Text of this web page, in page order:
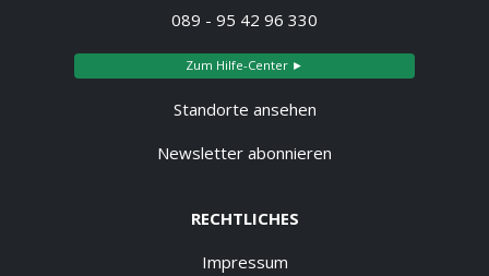
089 - 95 42 96 330
Zum Hilfe-Center ►
Standorte ansehen
Newsletter abonnieren
RECHTLICHES
Impressum